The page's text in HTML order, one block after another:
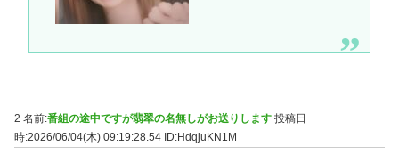
2 名前:番組の途中ですが翡翠の名無しがお送りします 投稿日
時:2026/06/04(木) 09:19:28.54 ID:HdqjuKN1M